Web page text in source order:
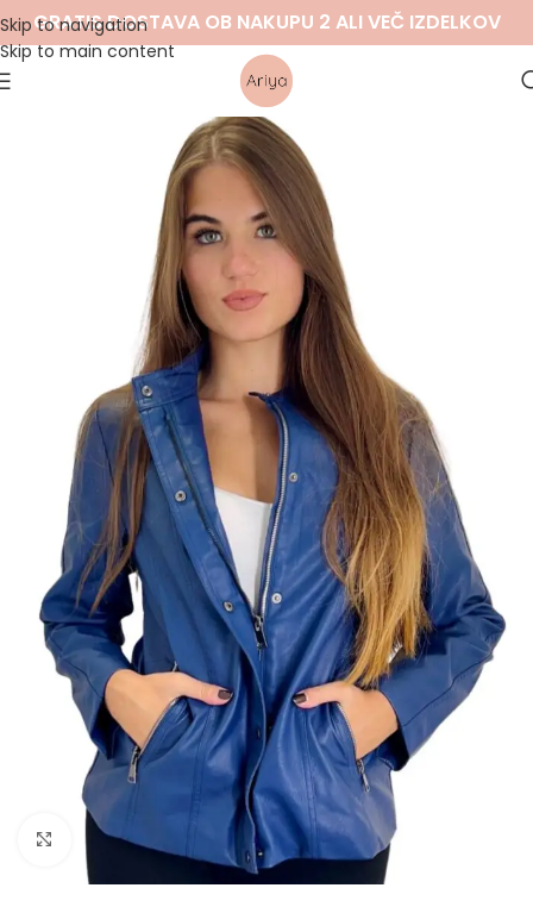
Skip to navigation
Skip to main content
GRATIS DOSTAVA OB NAKUPU 2 ALI VEČ IZDELKOV
Click to enlarge